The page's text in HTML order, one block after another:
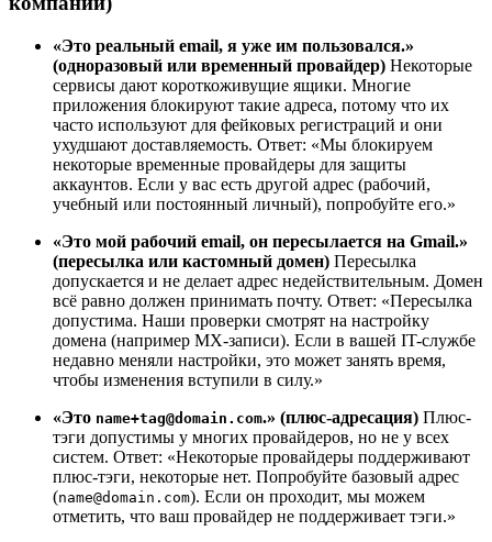
«Это реальный email, я уже им пользовался.»
(одноразовый или временный провайдер) Некоторые
сервисы дают короткоживущие ящики. Многие
приложения блокируют такие адреса, потому что их
часто используют для фейковых регистраций и они
ухудшают доставляемость. Ответ: «Мы блокируем
некоторые временные провайдеры для защиты
аккаунтов. Если у вас есть другой адрес (рабочий,
учебный или постоянный личный), попробуйте его.»
«Это мой рабочий email, он пересылается на Gmail.»
(пересылка или кастомный домен) Пересылка
допускается и не делает адрес недействительным. Домен
всё равно должен принимать почту. Ответ: «Пересылка
допустима. Наши проверки смотрят на настройку
домена (например MX-записи). Если в вашей IT-службе
недавно меняли настройки, это может занять время,
чтобы изменения вступили в силу.»
«Это name+tag@domain.com.» (плюс-адресация) Плюс-
тэги допустимы у многих провайдеров, но не у всех
систем. Ответ: «Некоторые провайдеры поддерживают
плюс-тэги, некоторые нет. Попробуйте базовый адрес
(name@domain.com). Если он проходит, мы можем
отметить, что ваш провайдер не поддерживает тэги.»